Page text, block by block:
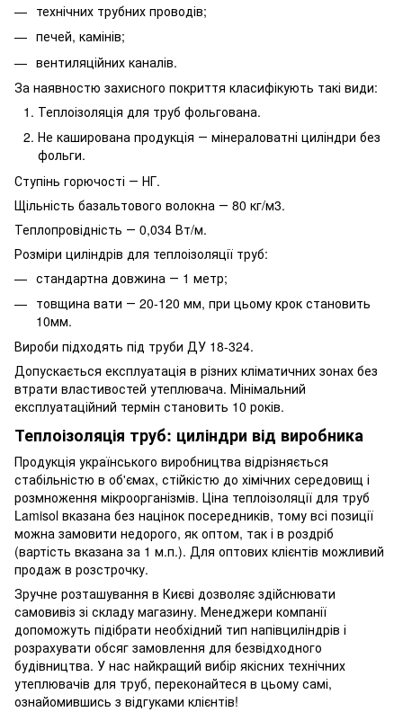
технічних трубних проводів;
печей, камінів;
вентиляційних каналів.
За наявностю захисного покриття класифікують такі види:
Теплоізоляція для труб фольгована.
Не каширована продукція ― мінераловатні циліндри без
фольги.
Ступінь горючості ― НГ.
Щільність базальтового волокна ― 80 кг/м3.
Теплопровідність ― 0,034 Вт/м.
Розміри циліндрів для теплоізоляції труб:
стандартна довжина ― 1 метр;
товщина вати ― 20-120 мм, при цьому крок становить
10мм.
Вироби підходять під труби ДУ 18-324.
Допускається експлуатація в різних кліматичних зонах без
втрати властивостей утеплювача. Мінімальний
експлуатаційний термін становить 10 років.
Теплоізоляція труб: циліндри від виробника
Продукція українського виробництва відрізняється
стабільністю в об'ємах, стійкістю до хімічних середовищ і
розмноження мікроорганізмів. Ціна теплоізоляції для труб
Lamisol вказана без націнок посередників, тому всі позиції
можна замовити недорого, як оптом, так і в роздріб
(вартість вказана за 1 м.п.). Для оптових клієнтів можливий
продаж в розстрочку.
Зручне розташування в Києві дозволяє здійснювати
самовивіз зі складу магазину. Менеджери компанії
допоможуть підібрати необхідний тип напівциліндрів і
розрахувати обсяг замовлення для безвідходного
будівництва. У нас найкращий вибір якісних технічних
утеплювачів для труб, переконайтеся в цьому самі,
ознайомившись з відгуками клієнтів!